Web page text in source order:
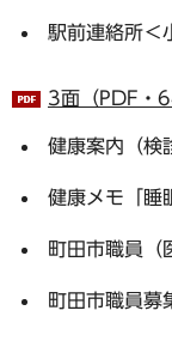
駅前連絡所＜
3面（PDF・
健康案内（検
健康メモ「睡
町田市職員（
町田市職員募